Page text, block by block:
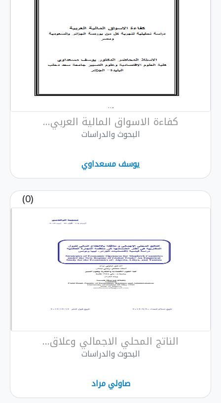
كفاءة الاسواق المالية العربي...
البحوث والدراسات
يوسف مسعداوي
الناتج المحلي الاجمالي وعلاق...
البحوث والدراسات
صاولي مراد